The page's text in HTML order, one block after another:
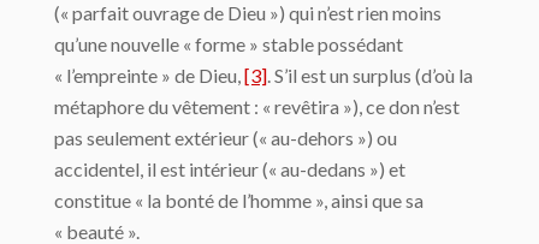
(« parfait ouvrage de Dieu ») qui n’est rien moins
qu’une nouvelle « forme » stable possédant
« l’empreinte » de Dieu,[3]. S’il est un surplus (d’où la
métaphore du vêtement : « revêtira »), ce don n’est
pas seulement extérieur (« au-dehors ») ou
accidentel, il est intérieur (« au-dedans ») et
constitue « la bonté de l’homme », ainsi que sa
« beauté ».